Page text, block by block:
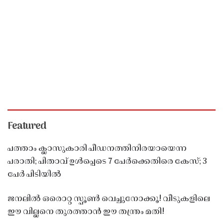
Featured
പത്താം ക്ലാസുകാരി പീഡനത്തിനിരയായെന്ന
പരാതി; പിതാവ് ഉൾപ്പെടെ 7 പേർക്കെതിരെ കേസ്; 3
പേർ പിടിയിൽ
ജനലിൽ ഒരൊറ്റ സ്പൂൺ വെച്ചുനോക്കൂ! വീടുകളിലെ
ഈ വില്ലനെ തുരത്താൻ ഈ തന്ത്രം മതി!